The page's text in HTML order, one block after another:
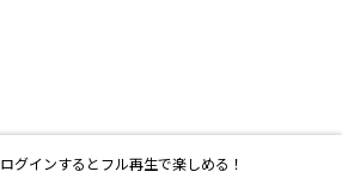
ログインするとフル再生で楽しめる！